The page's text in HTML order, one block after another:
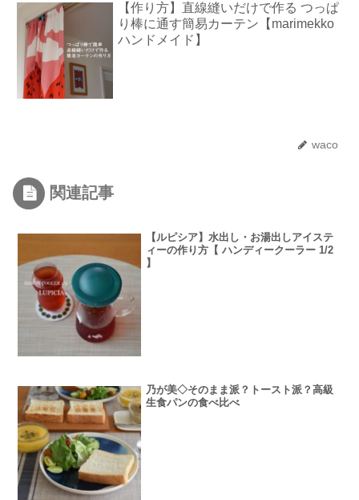
【作り方】直線縫いだけで作る つっぱ
り棒に通す簡易カーテン【marimekko
ハンドメイド】
waco
関連記事
【ルピシア】水出し・お湯出しアイステ
ィーの作り方【 ハンディークーラー 1/2
】
乃が美◇そのまま派？トースト派？高級
生食パンの食べ比べ